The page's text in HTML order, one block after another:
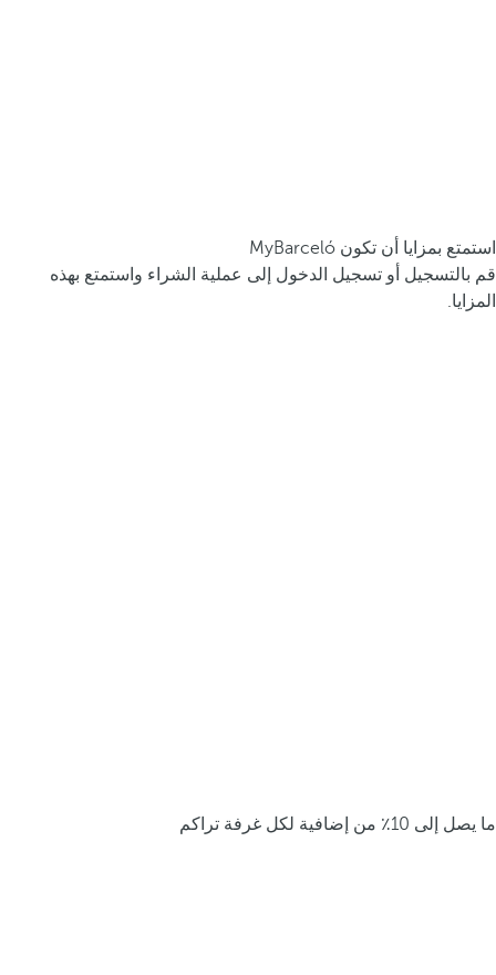
استمتع بمزايا أن تكون MyBarceló
قم بالتسجيل أو تسجيل الدخول إلى عملية الشراء واستمتع بهذه
المزايا.
ما يصل إلى 10٪ من إضافية لكل غرفة تراكم